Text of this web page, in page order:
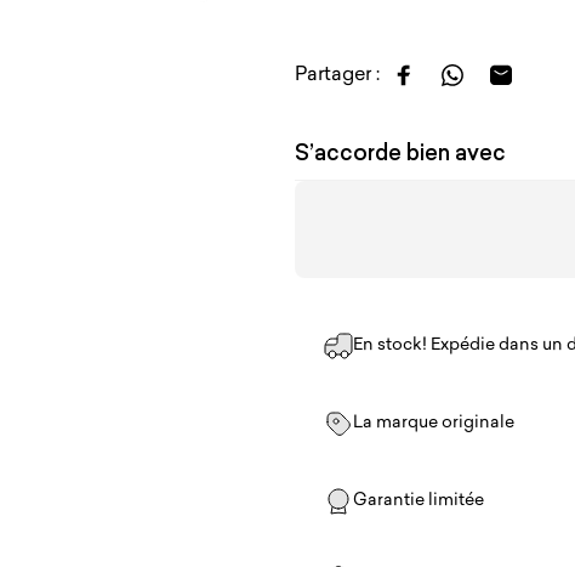
Partager :
Partager sur
Partager sur
S’accorde bien avec
En stock! Expédie dans un
La marque originale
Garantie limitée